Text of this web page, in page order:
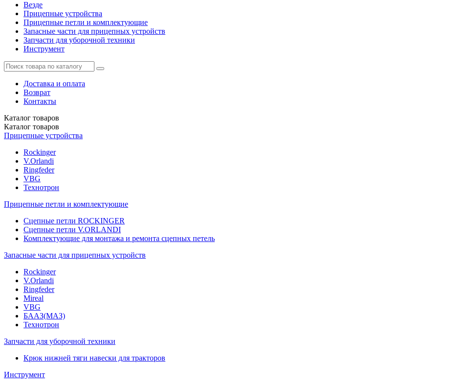
Везде
Прицепные устройства
Прицепные петли и комплектующие
Запасные части для прицепных устройств
Запчасти для уборочной техники
Инструмент
Доставка и оплата
Возврат
Контакты
Каталог товаров
Каталог товаров
Прицепные устройства
Rockinger
V.Orlandi
Ringfeder
VBG
Технотрон
Прицепные петли и комплектующие
Сцепные петли ROCKINGER
Сцепные петли V.ORLANDI
Комплектующие для монтажа и ремонта сцепных петель
Запасные части для прицепных устройств
Rockinger
V.Orlandi
Ringfeder
Mireal
VBG
БААЗ(МАЗ)
Технотрон
Запчасти для уборочной техники
Крюк нижней тяги навески для тракторов
Инструмент